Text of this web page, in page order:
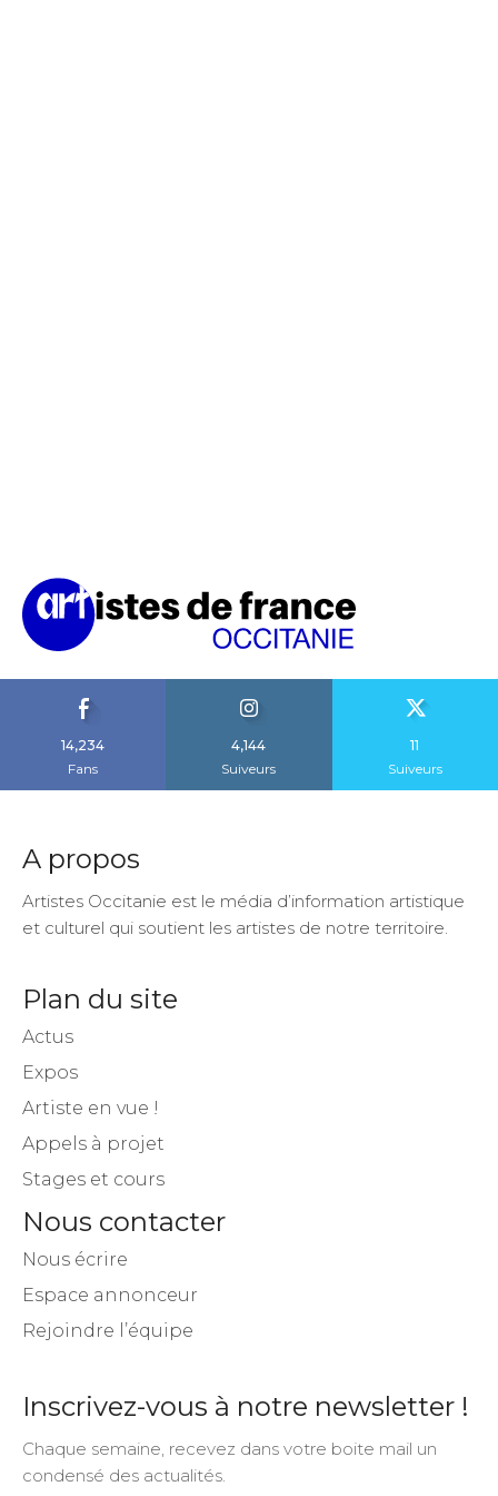
14,234
Fans
4,144
Suiveurs
11
Suiveurs
A propos
Artistes Occitanie est le média d’information artistique
et culturel qui soutient les artistes de notre territoire.
Plan du site
Actus
Expos
Artiste en vue !
Appels à projet
Stages et cours
Nous contacter
Nous écrire
Espace annonceur
Rejoindre l’équipe
Inscrivez-vous à notre newsletter !
Chaque semaine, recevez dans votre boite mail un
condensé des actualités.